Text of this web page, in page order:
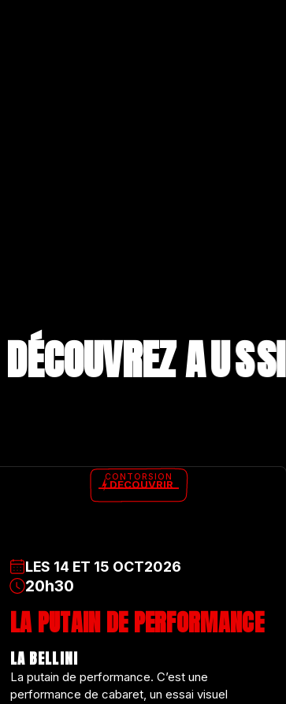
DÉCOUVREZ AUSSI
LES 14 ET 15 OCT2026
20h30
LA PUTAIN DE PERFORMANCE
LA BELLINI
La putain de performance. C’est une
performance de cabaret, un essai visuel
DÉCOUVRIR
CONTORSION